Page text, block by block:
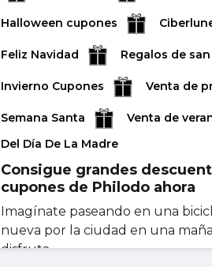
Halloween cupones
Feliz Navidad Regalos de
Invierno Cupones Venta de
Semana Santa Venta de
Del Día De La Madre
Consigue grandes
cupones de Philodo ahora
Imagínate paseando en una
nueva por la ciudad en una
disfruta...